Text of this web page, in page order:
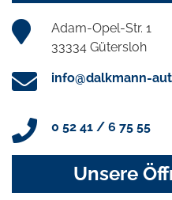
Adam-Opel-Str. 1
33334 Gütersloh
info@dalkmann-
0 52 41 / 6 75 55
Unsere